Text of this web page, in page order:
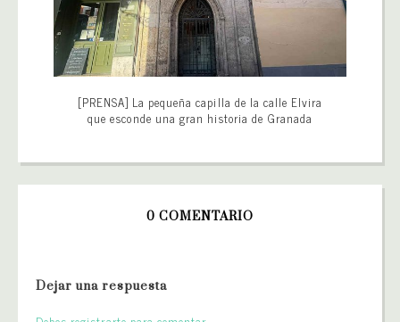
[PRENSA] La pequeña capilla de la calle Elvira
que esconde una gran historia de Granada
0 COMENTARIO
Dejar una respuesta